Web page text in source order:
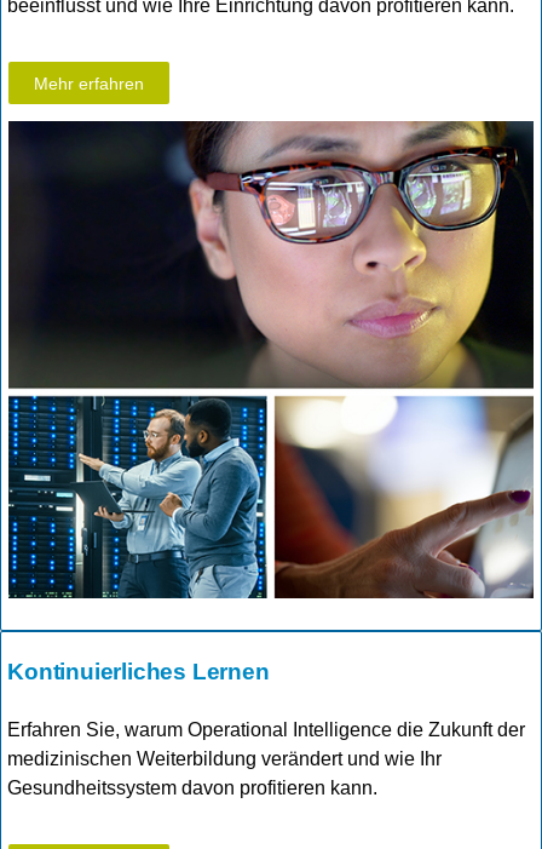
beeinflusst und wie Ihre Einrichtung davon profitieren kann.
Mehr erfahren
Kontinuierliches Lernen
Erfahren Sie, warum Operational Intelligence die Zukunft der
medizinischen Weiterbildung verändert und wie Ihr
Gesundheitssystem davon profitieren kann.